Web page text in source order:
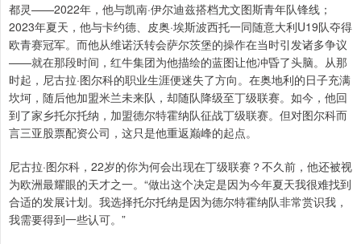
都灵——2022年，他与凯南·伊尔迪兹搭档尤文图斯青年队锋线；
2023年夏天，他与卡约德、皮奥·埃斯波西托一同随意大利U19队夺得
欧青赛冠军。而他从维诺沃转会萨尔茨堡的操作在当时引发诸多争议
——就在那段时间，红牛集团为他描绘的蓝图让他冲昏了头脑。从那
时起，尼古拉·图尔科的职业生涯便迷失了方向。在奥地利的日子充满
坎坷，随后他加盟米兰未来队，却随队降级至丁级联赛。如今，他回
到了家乡托尔托纳，加盟德尔特霍纳队征战丁级联赛。但对图尔科而
言三亚股票配资公司，这只是他重返巅峰的起点。
尼古拉·图尔科，22岁的你为何会出现在丁级联赛？不久前，他还被视
为欧洲最耀眼的天才之一。“做出这个决定是因为今年夏天我很难找到
合适的发展计划。我选择托尔托纳是因为德尔特霍纳队非常赏识我，
我需要得到一些认可。”